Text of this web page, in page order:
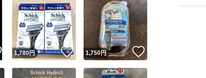
ユーザーの実績について
Yahoo!フリマが定めた一定の基準を満たしたユーザーにバッジを付
いいね！
1,780円 いいね！
1,750円 いいね！